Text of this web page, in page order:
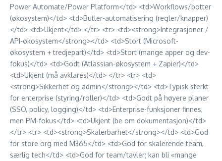
Power Automate/Power Platform</td> <td>Workflows/botter
(økosystem)</td> <td>Butler-automatisering (regler/knapper)
</td> <td>Ukjent</td> </tr> <tr> <td><strong>Integrasjoner /
API-økosystem</strong></td> <td>Stort (Microsoft-
økosystem + tredjepart)</td> <td>Stort (mange apper og dev-
fokus)</td> <td>Godt (Atlassian-økosystem + Zapier)</td>
<td>Ukjent (må avklares)</td> </tr> <tr> <td>
<strong>Sikkerhet og admin</strong></td> <td>Typisk sterkt
for enterprise (styring/roller)</td> <td>Godt på høyere planer
(SSO, policy, logging)</td> <td>Enterprise-funksjoner finnes,
men PM-fokus</td> <td>Ukjent (be om dokumentasjon)</td>
</tr> <tr> <td><strong>Skalerbarhet</strong></td> <td>God
for store org med M365</td> <td>God for skalerende team,
særlig tech</td> <td>God for team/tavler; kan bli «mange